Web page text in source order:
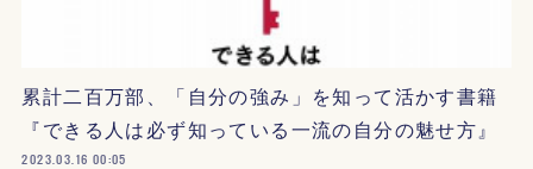
累計二百万部、「自分の強み」を知って活かす書籍
『できる人は必ず知っている一流の自分の魅せ方』
2023.03.16 00:05